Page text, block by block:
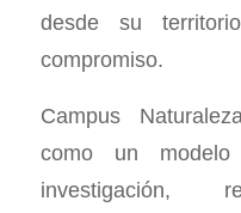
desde su
compromiso.
Campus
como un modelo
investigación,